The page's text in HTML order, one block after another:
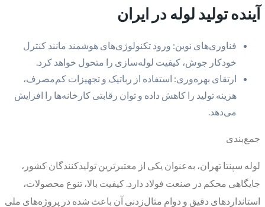
آینده تولید لوله در ایران
فناوری‌های نوین: ورود تکنولوژی‌های هوشمند مانند کنترل
خودکار جوش، کیفیت لوله‌سازی را متحول خواهد کرد.
ارتقای بهره‌وری: استفاده از رباتیک و تجهیزات کم‌مصرف،
هزینه تولید را کاهش داده و توان رقابتی کارخانه‌ها را افزایش
می‌دهد.
جمع‌بندی
لوله سپنتا تهران، به‌عنوان یکی از معتبرترین تولیدکنندگان کشور،
جایگاهی محکم در صنعت فولاد دارد. کیفیت بالا، تنوع محصولات،
استانداردهای دقیق و دوام مثال‌زدنی آن باعث شده در پروژه‌های ملی